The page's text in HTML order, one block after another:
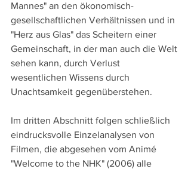
Mannes" an den ökonomisch-
gesellschaftlichen Verhältnissen und in
"Herz aus Glas" das Scheitern einer
Gemeinschaft, in der man auch die Welt
sehen kann, durch Verlust
wesentlichen Wissens durch
Unachtsamkeit gegenüberstehen.
Im dritten Abschnitt folgen schließlich
eindrucksvolle Einzelanalysen von
Filmen, die abgesehen vom Animé
"Welcome to the NHK" (2006) alle